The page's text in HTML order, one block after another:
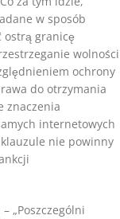
w sposób
ostrą granicę
wolności
ochrony
do otrzymania
znaczenia
internetowych
nie powinny
„Poszczególni